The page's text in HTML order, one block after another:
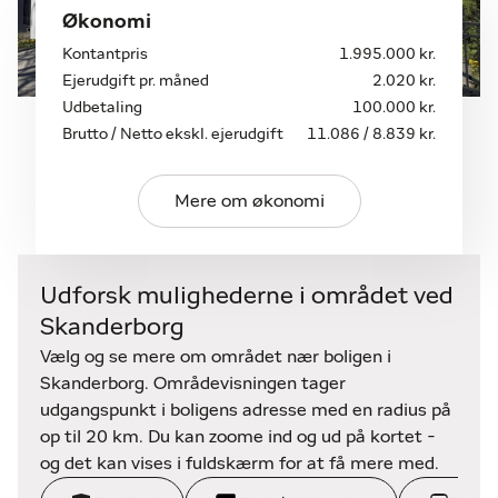
sommeraften, vil de fleste være klar til at flytte ind!
Mesing by er en hyggelig landsby i udkanten af
Skanderborg og Stilling med kort til motorvejen, så
således mulighed for at få trygge omgivelser for
Sct.
Hans bål, byfest og øvrige aktiviteter i Mesing
Ungdomsforening og Borgerforeningen. Der er
tennisbane,
forsamlingshus, boldbane og bålhytte, hvis du
sætter pris på fællesskabet eller bare ønsker at
bruge
faciliteterne til børnefødselsdag eller andet.
Økonomi
Kontantpris
1.995.000 kr.
Ejerudgift pr. måned
2.020 kr.
Udbetaling
100.000 kr.
Brutto / Netto ekskl. ejerudgift
11.086 / 8.839 kr.
Mere om økonomi
Udforsk mulighederne i området ved
Skanderborg
Vælg og se mere om området nær boligen i
Skanderborg. Områdevisningen tager
udgangspunkt i boligens adresse med en radius på
op til 20 km. Du kan zoome ind og ud på kortet -
og det kan vises i fuldskærm for at få mere med.